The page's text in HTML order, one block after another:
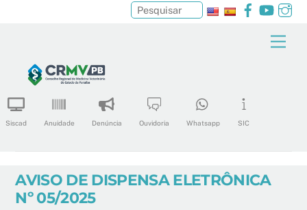
content
Facebook
Siscad Anuidade Denúncia Ouvidoria Whatsapp SIC
Pesquisar
AVISO DE DISPENSA ELETRÔNICA
Nº 05/2025